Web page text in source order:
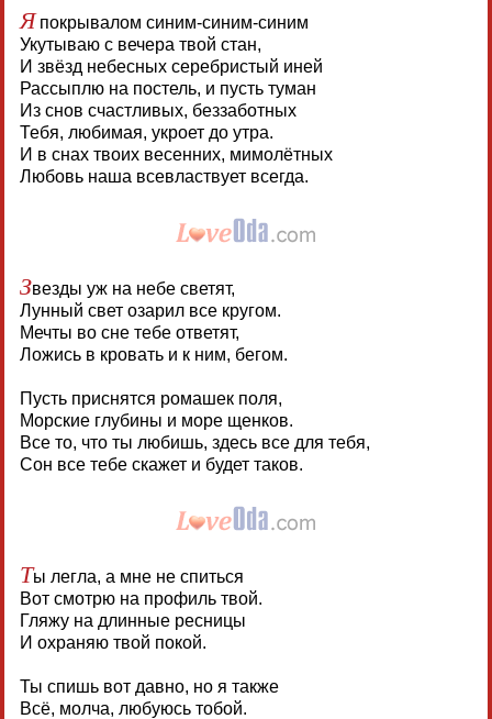
Япокрывалом синим-синим-синим
Укутываю с вечера твой стан,
И звёзд небесных серебристый иней
Рассыплю на постель, и пусть туман
Из снов счастливых, беззаботных
Тебя, любимая, укроет до утра.
И в снах твоих весенних, мимолётных
Любовь наша всевластвует всегда.
Звезды уж на небе светят,
Лунный свет озарил все кругом.
Мечты во сне тебе ответят,
Ложись в кровать и к ним, бегом.
Пусть приснятся ромашек поля,
Морские глубины и море щенков.
Все то, что ты любишь, здесь все для тебя,
Сон все тебе скажет и будет таков.
Ты легла, а мне не спиться
Вот смотрю на профиль твой.
Гляжу на длинные ресницы
И охраняю твой покой.
Ты спишь вот давно, но я также
Всё, молча, любуюсь тобой.